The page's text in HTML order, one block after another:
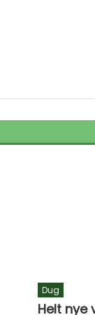
Dug
Helt nye